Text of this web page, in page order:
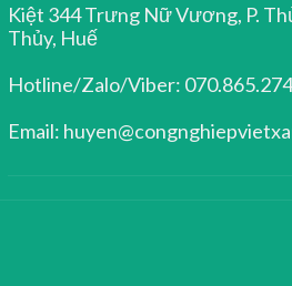
Kiệt 344 Trưng Nữ Vương, P.
Thủy, Huế
Hotline/Zalo/Viber:
Email: